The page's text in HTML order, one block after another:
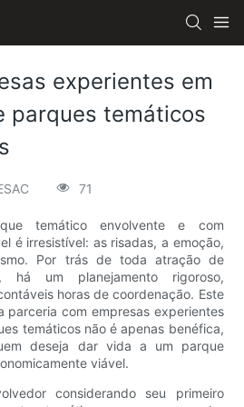
experientes em
parques temáticos
71
temático envolvente e com
é irresistível: as risadas, a emoção,
Por trás de toda atração de
há um planejamento rigoroso,
​​horas de coordenação. Este
parceria com empresas experientes
temáticos não é apenas benéfica,
deseja dar vida a um parque
viável.
considerando seu primeiro